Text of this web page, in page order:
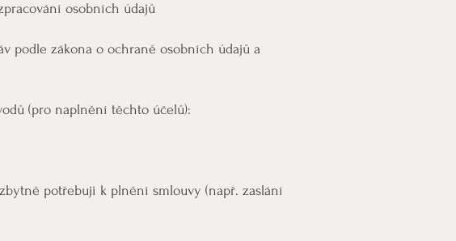
osobních údajů
podle zákona o ochraně osobních údajů a
(pro naplnění těchto účelů):
potřebuji k plnění smlouvy (např. zaslání